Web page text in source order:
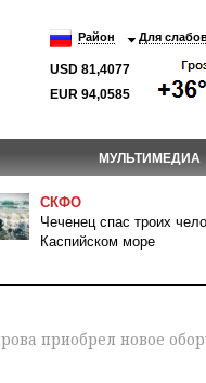
Район Для
USD 81,4077
EUR 94,0585
МУЛЬТИМЕДИА
СКФО
Чеченец спас троих
Каспийском море
приобрел новое